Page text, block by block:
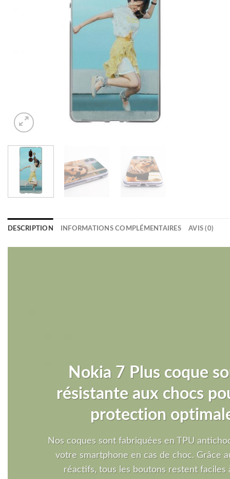
DESCRIPTION INFORMATIONS COMPLÉMENTAIRES AVIS (0)
Nokia 7 Plus coque
résistante aux chocs
protection
Nos coques sont fabriquées en TPU
votre smartphone en cas de choc. Grâce
réactifs, tous les boutons restent faciles